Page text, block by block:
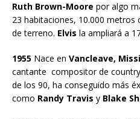
Ruth Brown-Moore por algo
23 habitaciones, 10.000 metros
de terreno. Elvis la ampliará a
1955 Nace en Vancleave,
cantante compositor de
de los 90, ha conseguido más
como Randy Travis y Blake